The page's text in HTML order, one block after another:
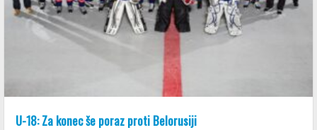
U-18: Za konec še poraz proti Belorusiji